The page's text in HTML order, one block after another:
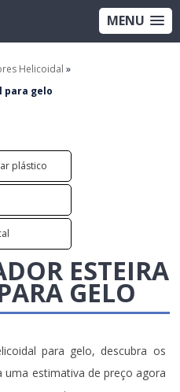
MENU
Helicoidal »
gelo
plástico
ESTEIRA
GELO
para gelo, descubra os
uma estimativa de preço agora